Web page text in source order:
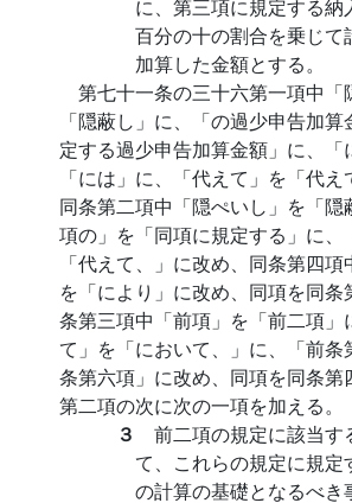
に、第三項に規定する納
百分の十の割合を乗じて
加算した金額とする。
第七十一条の三十六第一項中「
「隠蔽し」に、「の過少申告加
定する過少申告加算金額」に、「
「には」に、「代えて」を「代え
同条第二項中「隠ぺいし」を「隠
項の」を「同項に規定する」に、
「代えて、」に改め、同条第四項
を「により」に改め、同項を同条
条第三項中「前項」を「前二項」
て」を「において、」に、「前条
条第六項」に改め、同項を同条第
第二項の次に次の一項を加える。
３ 前二項の規定に該当す
て、これらの規定に規定
の計算の基礎となるべき